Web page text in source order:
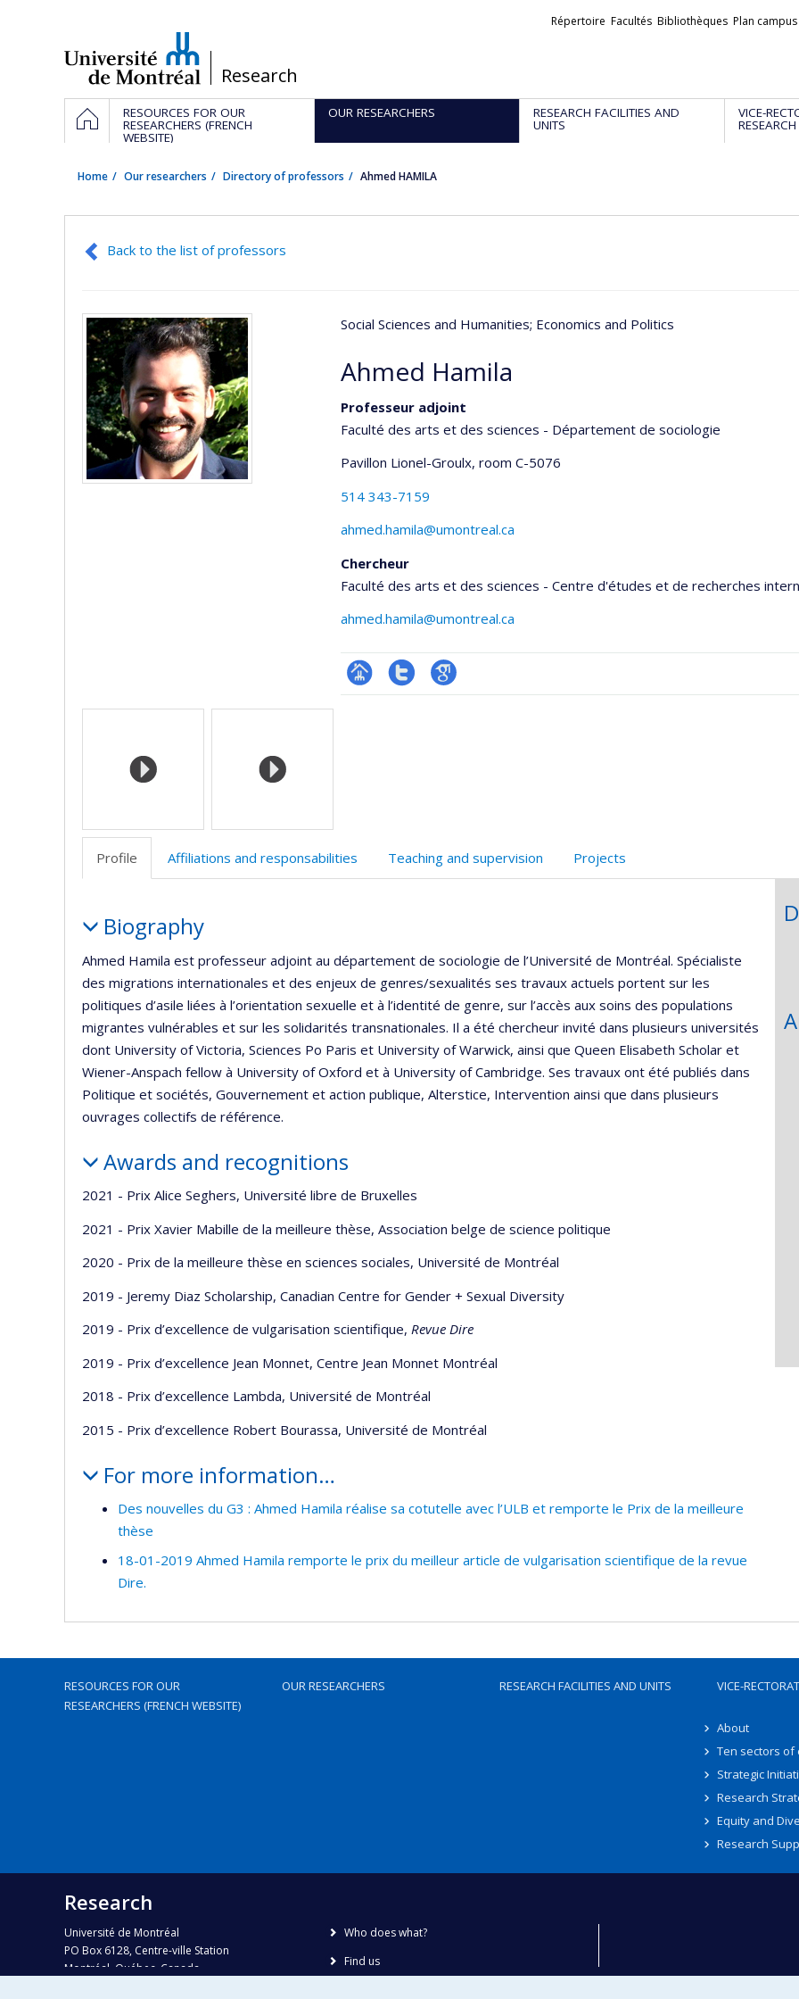
/Research
Liens
Répertoire Facultés Bibliothèques Plan campus
Navigation
principale
HOMERESOURCES FOR OUR
RESEARCHERS (FRENCH
WEBSITE)
OUR RESEARCHERS RESEARCH FACILITIES AND
UNITS
VICE-
RESEARCH
Home Our researchers Directory of professors Ahmed HAMILA
Back to the list of professors
Social Sciences and Humanities; Economics and Politics
Ahmed Hamila
Professeur adjoint
Faculté des arts et des sciences - Département de sociologie
Pavillon Lionel-Groulx, room C-5076
514 343-7159
ahmed.hamila@umontreal.ca
Chercheur
Faculté des arts et des sciences - Centre d'études et de recherches
ahmed.hamila@umontreal.ca
Page CompteGoogle
Media
Profile Affiliations and responsabilities Teaching and supervision Projects
Biography
Ahmed Hamila est professeur adjoint au département de sociologie de l’Université de Montréal. Spécialiste
des migrations internationales et des enjeux de genres/sexualités ses travaux actuels portent sur les
politiques d’asile liées à l’orientation sexuelle et à l’identité de genre, sur l’accès aux soins des populations
migrantes vulnérables et sur les solidarités transnationales. Il a été chercheur invité dans plusieurs universités
dont University of Victoria, Sciences Po Paris et University of Warwick, ainsi que Queen Elisabeth Scholar et
Wiener-Anspach fellow à University of Oxford et à University of Cambridge. Ses travaux ont été publiés dans
Politique et sociétés, Gouvernement et action publique, Alterstice, Intervention ainsi que dans plusieurs
ouvrages collectifs de référence.
Awards and recognitions
2021 - Prix Alice Seghers, Université libre de Bruxelles
2021 - Prix Xavier Mabille de la meilleure thèse, Association belge de science politique
2020 - Prix de la meilleure thèse en sciences sociales, Université de Montréal
2019 - Jeremy Diaz Scholarship, Canadian Centre for Gender + Sexual Diversity
2019 - Prix d’excellence de vulgarisation scientifique, Revue Dire
2019 - Prix d’excellence Jean Monnet, Centre Jean Monnet Montréal
2018 - Prix d’excellence Lambda, Université de Montréal
2015 - Prix d’excellence Robert Bourassa, Université de Montréal
For more information…
Des nouvelles du G3 : Ahmed Hamila réalise sa cotutelle avec l’ULB et remporte le Prix de la meilleure
thèse
18-01-2019 Ahmed Hamila remporte le prix du meilleur article de vulgarisation scientifique de la revue
Dire.
RESOURCES FOR OUR
RESEARCHERS (FRENCH WEBSITE)
OUR RESEARCHERS RESEARCH FACILITIES AND UNITS VICE-
About
Ten sectors of
Strategic
Research
Equity and
Research
Research
Université de Montréal
PO Box 6128, Centre-ville Station
Montréal, Québec, Canada
Who does what?
Find us